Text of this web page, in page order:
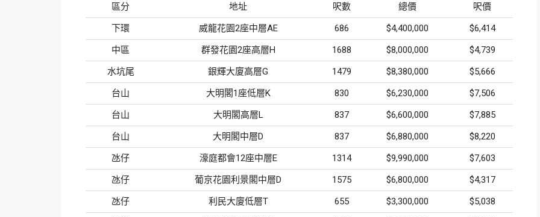
區分 地址 呎數 總價
呎價
下環
威龍花園2座中層AE 686 $4,400,000
$6,414
中區
群發花園2座高層H 1688 $8,000,000
$4,739
水坑尾
銀輝大廈高層G 1479 $8,380,000
$5,666
台山
大明閣1座低層K 830 $6,230,000
$7,506
台山
大明閣高層L 837 $6,600,000
$7,885
台山
大明閣中層D 837 $6,880,000
$8,220
氹仔
濠庭都會12座中層E 1314 $9,990,000
$7,603
氹仔
葡京花園利景閣中層D 1575 $6,800,000
$4,317
氹仔
利民大廈低層T 655 $3,300,000
$5,038